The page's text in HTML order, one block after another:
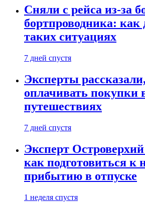
Сняли с рейса из-за
бортпроводника: как
таких ситуациях
7 дней спустя
Эксперты
оплачивать покупки
путешествиях
7 дней спустя
Эксперт Островерхий
как подготовиться к
прибытию в отпуске
1 неделя спустя